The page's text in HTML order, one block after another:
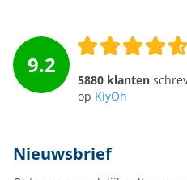
9.2
5880 klanten
op KiyOh
Nieuwsbrief